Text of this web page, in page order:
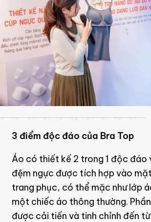
3 điểm độc đáo của Bra Top
Áo có thiết kế 2 trong 1 độc đáo
đệm ngực được tích hợp vào
trang phục, có thể mặc như lớp
một chiếc áo thông thường.
được cải tiến và tinh chỉnh đến